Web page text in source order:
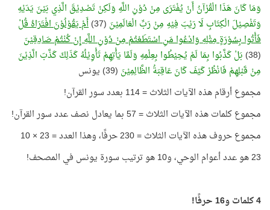
وَمَا كَانَ هَذَا الْقُرْآنُ أَنْ يُفْتَرَى مِنْ دُوْنِ اللَّهِ وَلَكِنْ تَصْدِيْقَ الَّذِي بَيْنَ يَدَيْهِ
وَتَفْصِيْلَ الْكِتَابِ لَا رَيْبَ فِيْهِ مِنْ رَبِّ الْعَالَمِيْنَ (37)
أَمْ يَقُوْلُوْنَ افْتَرَاهُ قُلْ
فَأْتُوا بِسُوْرَةٍ مِثْلِهِ وَادْعُوا مَنِ اسْتَطَعْتُمْ مِنْ دُوْنِ اللَّهِ إِنْ كُنْتُمْ صَادِقِيْنَ
(38)
بَلْ كَذَّبُوا بِمَا لَمْ يُحِيْطُوا بِعِلْمِهِ وَلَمَّا يَأْتِهِمْ تَأْوِيْلُهُ كَذَلِكَ كَذَّبَ الَّذِيْنَ
مِنْ قَبْلِهِمْ فَانْظُرْ كَيْفَ كَانَ عَاقِبَةُ الظَّالِمِيْنَ (39) يونس
مجموع أرقام هذه الآيات الثلاث = 114 بعدد سور القرآن!
مجموع كلمات هذه الآيات الثلاث = 57 بما يعادل نصف عدد سور القرآن!
مجموع حروف هذه الآيات الثلاث = 230 حرفًا، وهذا العدد = 23 × 10
23 هو عدد أعوام الوحي، و10 هو ترتيب سورة يونس في المصحف!
4 كلمات و16 حرفًا!